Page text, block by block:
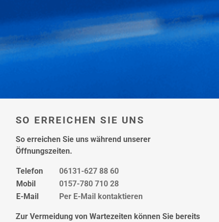
SO ERREICHEN SIE UNS
So erreichen Sie uns während unserer
Öffnungszeiten.
Telefon
06131-627 88 60
Mobil
0157-780 710 28
E-Mail
Per E-Mail kontaktieren
Zur Vermeidung von Wartezeiten können Sie bereits